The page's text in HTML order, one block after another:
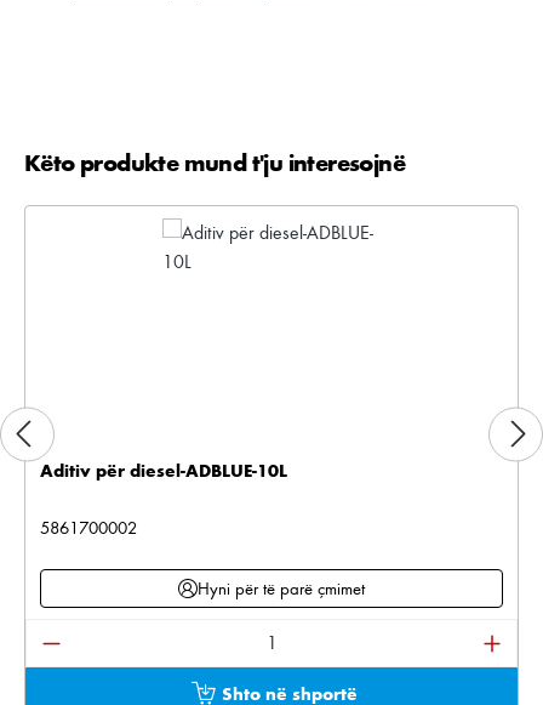
Kalo galerinë e produktit
Këto produkte mund t'ju interesojnë
Aditiv për diesel-ADBLUE-10L
5861700002
Hyni për të parë çmimet
Sasia e produktit: Shkruani sasinë e dëshiruar
Shto në shportë